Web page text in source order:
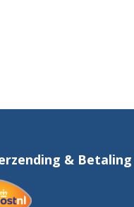
& Betaling